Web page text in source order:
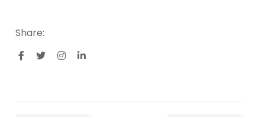
Share: